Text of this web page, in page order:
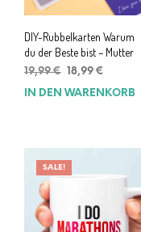
DIY-Rubbelkarten Warum
du der Beste bist – Mutter
19,99€ Ursprünglicher
Preis
18,99 €
Preis
IN DEN WARENKORB
SALE!